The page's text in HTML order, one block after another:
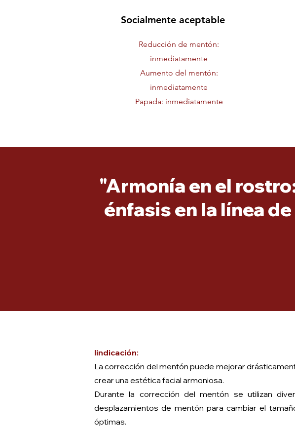
Socialmente aceptable
Reducción de mentón:
inmediatamente
Aumento del mentón:
inmediatamente
Papada: inmediatamente
"Armonía en el
énfasis en la línea
Iindicación:
La corrección del mentón puede mejorar
crear una estética facial armoniosa.
Durante la corrección del mentón se utilizan
desplazamientos de mentón para cambiar el
óptimas.